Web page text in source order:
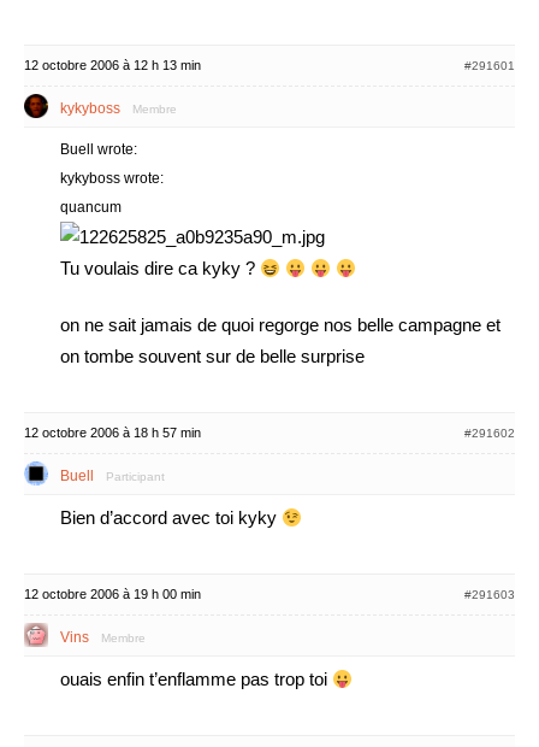
12 octobre 2006 à 12 h 13 min #291601
kykyboss Membre
Buell wrote:
kykyboss wrote:
quancum
Tu voulais dire ca kyky ?
on ne sait jamais de quoi regorge nos belle campagne et
on tombe souvent sur de belle surprise
12 octobre 2006 à 18 h 57 min #291602
Buell Participant
Bien d’accord avec toi kyky
12 octobre 2006 à 19 h 00 min #291603
Vins Membre
ouais enfin t’enflamme pas trop toi